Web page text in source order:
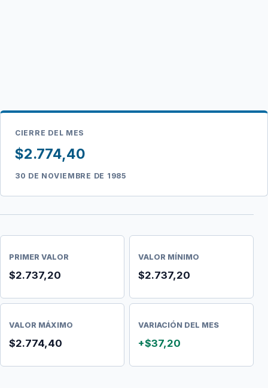
CIERRE DEL MES
$2.774,40
30 DE NOVIEMBRE DE 1985
PRIMER VALOR
$2.737,20
VALOR MÍNIMO
$2.737,20
VALOR MÁXIMO
$2.774,40
VARIACIÓN DEL MES
+$37,20